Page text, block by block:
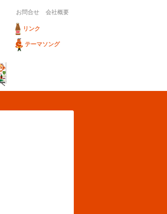
リンク
テーマソング
お問合せ 会社概要